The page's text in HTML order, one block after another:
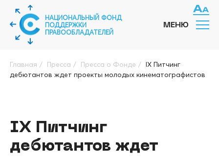
НАЦИОНАЛЬНЫЙ ФОНД
ПОДДЕРЖКИ
ПРАВООБЛАДАТЕЛЕЙ
МЕНЮ
Главная / Пресса / Пресса о Фонде / IХ Питчинг
дебютантов ждет проекты молодых кинематографистов
IХ Питчинг
дебютантов ждет